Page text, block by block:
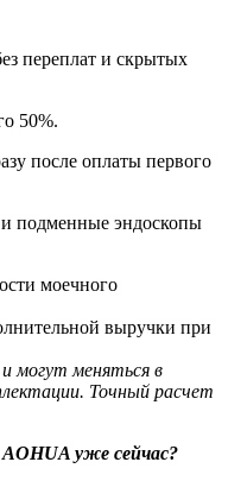
переплат и скрытых
50%.
после оплаты первого
подменные эндоскопы
моечного
выручки при
могут меняться в
Точный расчет
уже сейчас?